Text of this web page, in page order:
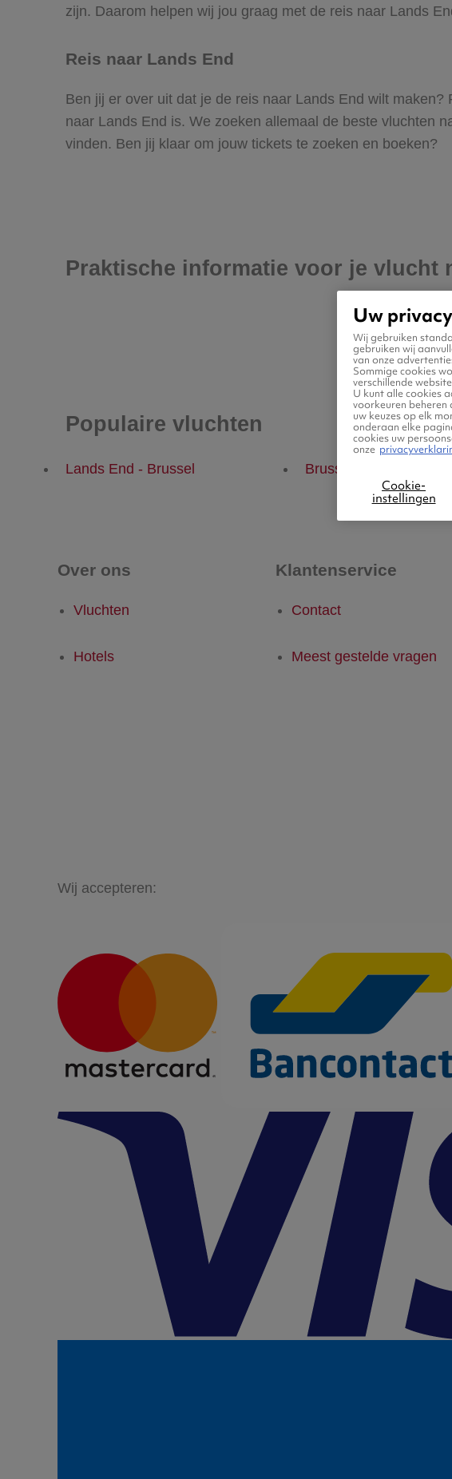
zijn. Daarom helpen wij jou graag met de reis naar Lands
Reis naar Lands End
Ben jij er over uit dat je de reis naar Lands End wilt
naar Lands End is. We zoeken allemaal de beste vluchten
vinden. Ben jij klaar om jouw tickets te zoeken en boeken?
Praktische informatie voor je vlucht
Populaire vluchten
Lands End - Brussel Brussel - Lands End
Over ons
Vluchten
Hotels
Klantenservice
Contact
Meest gestelde vragen
Wij accepteren:
Uw
Wij gebruiken
gebruiken wij
van onze
Sommige cookies
verschillende
U kunt alle cookies
voorkeuren beheren
uw keuzes op elk
onderaan elke
cookies uw
onze
Cookie-
instellingen